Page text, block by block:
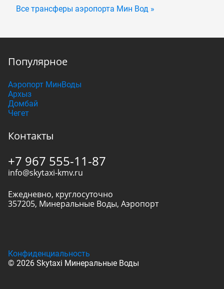
Все трансферы аэропорта Мин Вод »
Популярное
Аэропорт МинВоды
Архыз
Домбай
Чегет
Контакты
+7 967 555-11-87
info@skytaxi-kmv.ru
Ежедневно, круглосуточно
357205, Минеральные Воды, Аэропорт
© 2026 Skytaxi Минеральные Воды
Конфиденциальность